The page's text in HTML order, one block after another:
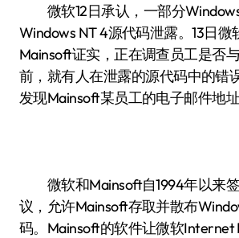
微软12日承认，一部分
Windows NT 4源代码泄露。13日微
Mainsoft证实，正在调查员工是否
前，就有人在泄露的源代码中的错
发现Mainsoft某员工的电子邮件地址
微软和Mainsoft自1994年以来
议，允许Mainsoft存取并散布
码。Mainsoft的软件让微软Internet